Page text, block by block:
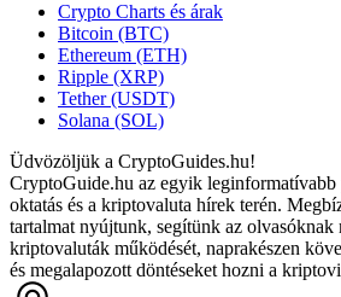
Crypto Charts és árak
Bitcoin (BTC)
Ethereum (ETH)
Ripple (XRP)
Tether (USDT)
Solana (SOL)
Üdvözöljük a CryptoGuides.hu!
CryptoGuide.hu az egyik
oktatás és a kriptovaluta hírek terén.
tartalmat nyújtunk, segítünk az olvasóknak
kriptovaluták működését, naprakészen
és megalapozott döntéseket hozni a